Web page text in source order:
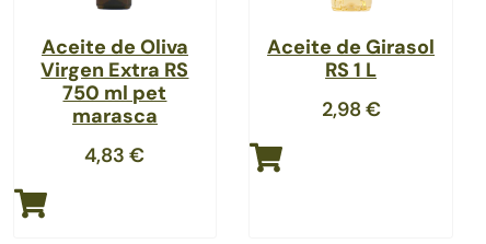
Aceite de Oliva
Virgen Extra RS
750 ml pet
marasca
4,83€
Aceite de Girasol
RS 1 L
2,98€